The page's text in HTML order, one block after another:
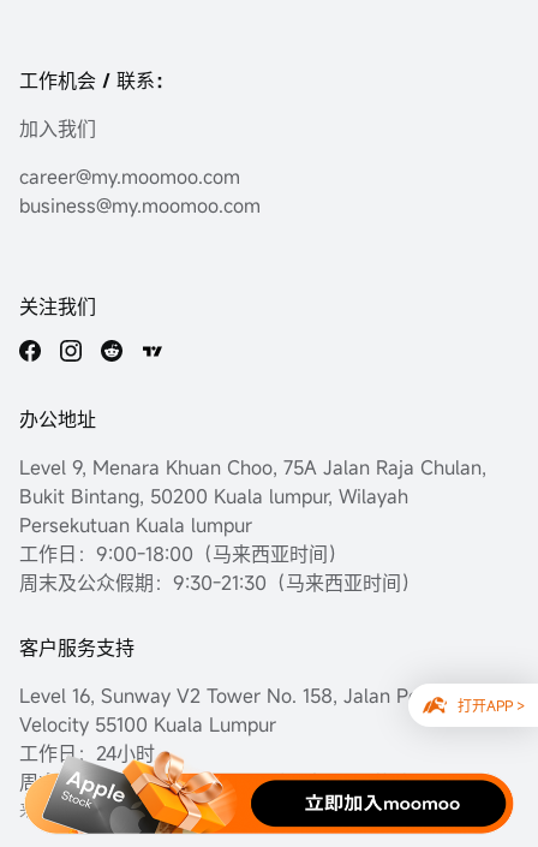
打开APP >
工作机会 / 联系：
加入我们
career@my.moomoo.com
business@my.moomoo.com
关注我们
办公地址
Level 9, Menara Khuan Choo, 75A Jalan Raja Chulan,
Bukit Bintang, 50200 Kuala lumpur, Wilayah
Persekutuan Kuala lumpur
工作日：9:00-18:00（马来西亚时间）
周末及公众假期：9:30-21:30（马来西亚时间）
客户服务支持
Level 16, Sunway V2 Tower No. 158, Jalan Peel Sunway
Velocity 55100 Kuala Lumpur
工作日：24小时
周末及公众假期：9:30-21:30（马来西亚时间）
来访办公室需要提前电话预约